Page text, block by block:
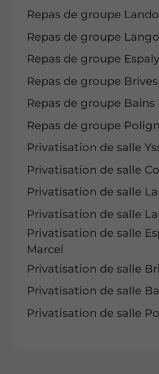
Repas de groupe
Repas de groupe
Repas de groupe
Repas de groupe
Repas de groupe Bains
Repas de groupe
Privatisation de salle
Privatisation de salle
Privatisation de salle
Privatisation de salle
Privatisation de salle
Marcel
Privatisation de salle
Privatisation de salle
Privatisation de salle